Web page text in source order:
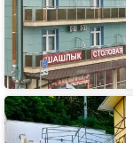
Гостевой
дом
Сибирь